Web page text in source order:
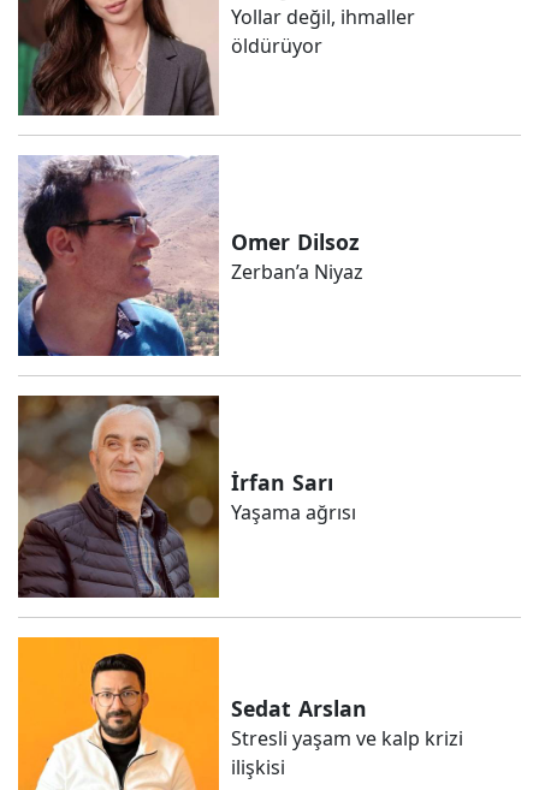
Yollar değil, ihmaller
öldürüyor
Omer Dilsoz
Zerban’a Niyaz
İrfan Sarı
Yaşama ağrısı
Sedat Arslan
Stresli yaşam ve kalp krizi
ilişkisi